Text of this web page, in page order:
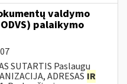
valdymo
palaikymo
SUTARTIS Paslaugų
ADRESAS IR